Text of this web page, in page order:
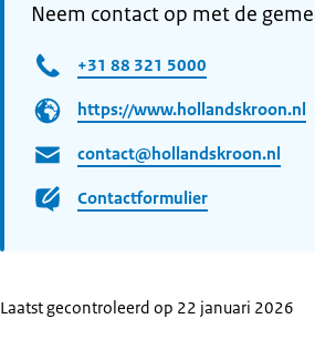
Neem contact op met de
+31 88 321 5000
https://www.hollandskroon.nl
contact@hollandskroon.nl
Contactformulier
Laatst gecontroleerd op 22 januari 2026